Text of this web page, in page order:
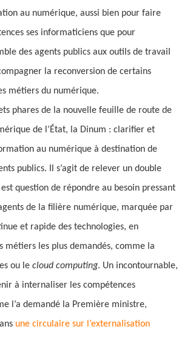
au numérique, aussi bien pour faire
ses informaticiens que pour
des agents publics aux outils de travail
la reconversion de certains
métiers du numérique.
phares de la nouvelle feuille de route de
de l’État, la Dinum : clarifier et
au numérique à destination de
publics. Il s’agit de relever un double
question de répondre au besoin pressant
de la filière numérique, marquée par
et rapide des technologies, en
métiers les plus demandés, comme la
ou le cloud computing. Un incontournable,
à internaliser les compétences
l’a demandé la Première ministre,
une circulaire sur l’externalisation